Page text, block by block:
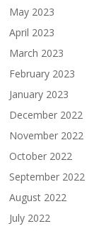
May 2023
April 2023
March 2023
February 2023
January 2023
December 2022
November 2022
October 2022
September 2022
August 2022
July 2022